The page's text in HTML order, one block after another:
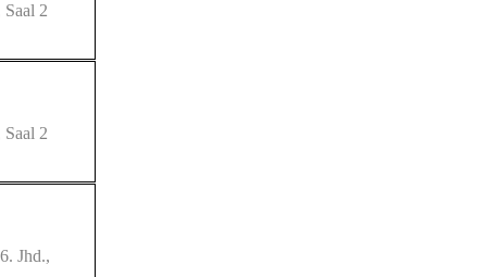
2
2
Jhd.,